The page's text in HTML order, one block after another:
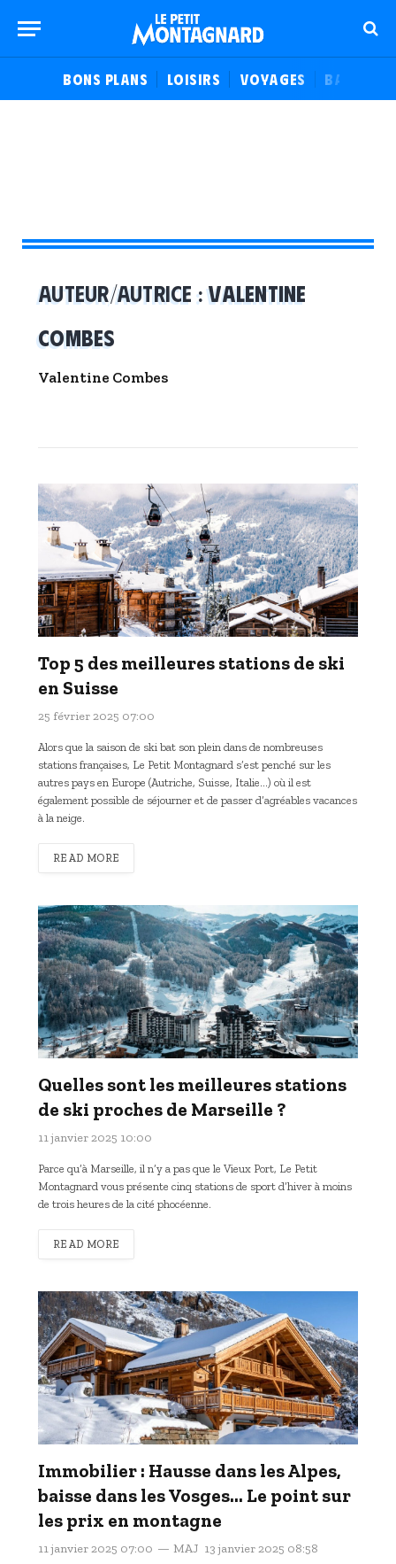
BONS PLANS LOISIRS VOYAGES BALADES
AUTEUR/AUTRICE :VALENTINE
COMBES
Valentine Combes
Top 5 des meilleures stations de ski
en Suisse
25 février 2025 07:00
Alors que la saison de ski bat son plein dans de nombreuses
stations françaises, Le Petit Montagnard s’est penché sur les
autres pays en Europe (Autriche, Suisse, Italie…) où il est
également possible de séjourner et de passer d’agréables vacances
à la neige.
READ MORE
Quelles sont les meilleures stations
de ski proches de Marseille ?
11 janvier 2025 10:00
Parce qu’à Marseille, il n’y a pas que le Vieux Port, Le Petit
Montagnard vous présente cinq stations de sport d’hiver à moins
de trois heures de la cité phocéenne.
READ MORE
Immobilier : Hausse dans les Alpes,
baisse dans les Vosges… Le point sur
les prix en montagne
11 janvier 2025 07:00 MAJ 13 janvier 2025 08:58